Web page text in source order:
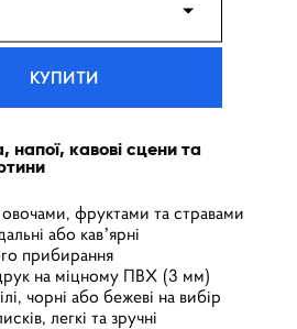
КУПИТИ
напої, кавові сцени та
фруктами та стравами
або кавʼярні
прибирання
на міцному ПВХ (3 мм)
чорні або бежеві на вибір
легкі та зручні